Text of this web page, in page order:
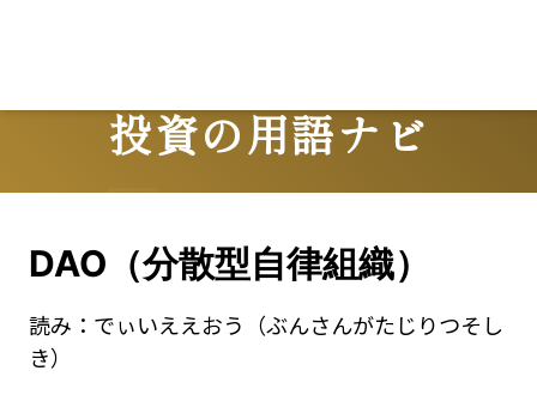
投資の用語ナビ
Terms
DAO（分散型自律組織）
読み： でぃいええおう（ぶんさんがたじりつそし
き）